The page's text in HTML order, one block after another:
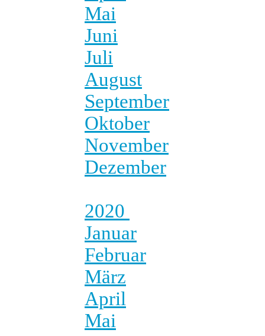
Mai
Juni
Juli
August
September
Oktober
November
Dezember
2020
Januar
Februar
März
April
Mai